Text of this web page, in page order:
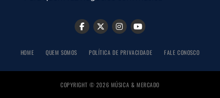
HOME QUEM SOMOS POLÍTICA DE PRIVACIDADE FALE CONOSCO
COPYRIGHT © 2026 MÚSICA & MERCADO